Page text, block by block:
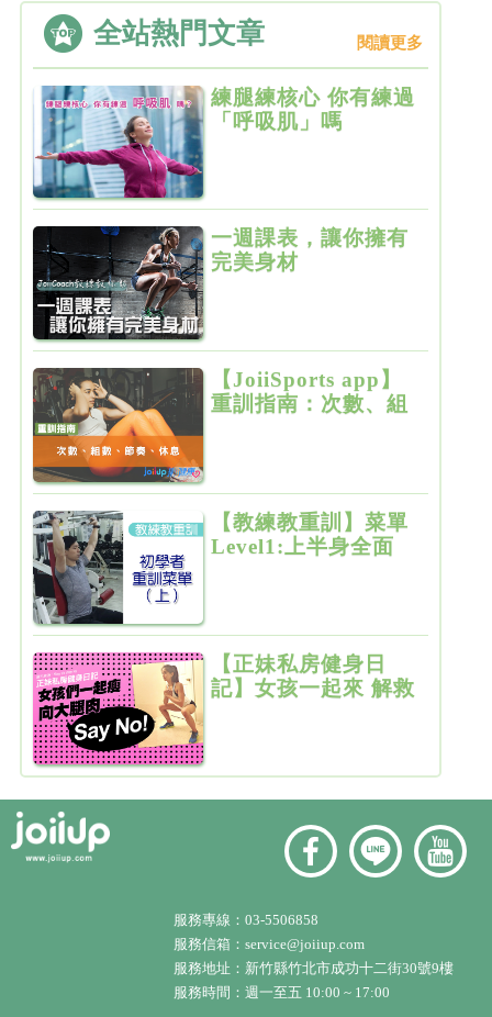
全站熱門文章 閱讀更多
練腿練核心 你有練過
「呼吸肌」嗎
一週課表，讓你擁有
完美身材
【JoiiSports app】
重訓指南：次數、組
【教練教重訓】菜單
Level1:上半身全面
【正妹私房健身日
記】女孩一起來 解救
服務專線： 03-5506858
服務信箱： service@joiiup.com
服務地址： 新竹縣竹北市成功十二街30號9樓
服務時間：週一至五 10:00 ~ 17:00